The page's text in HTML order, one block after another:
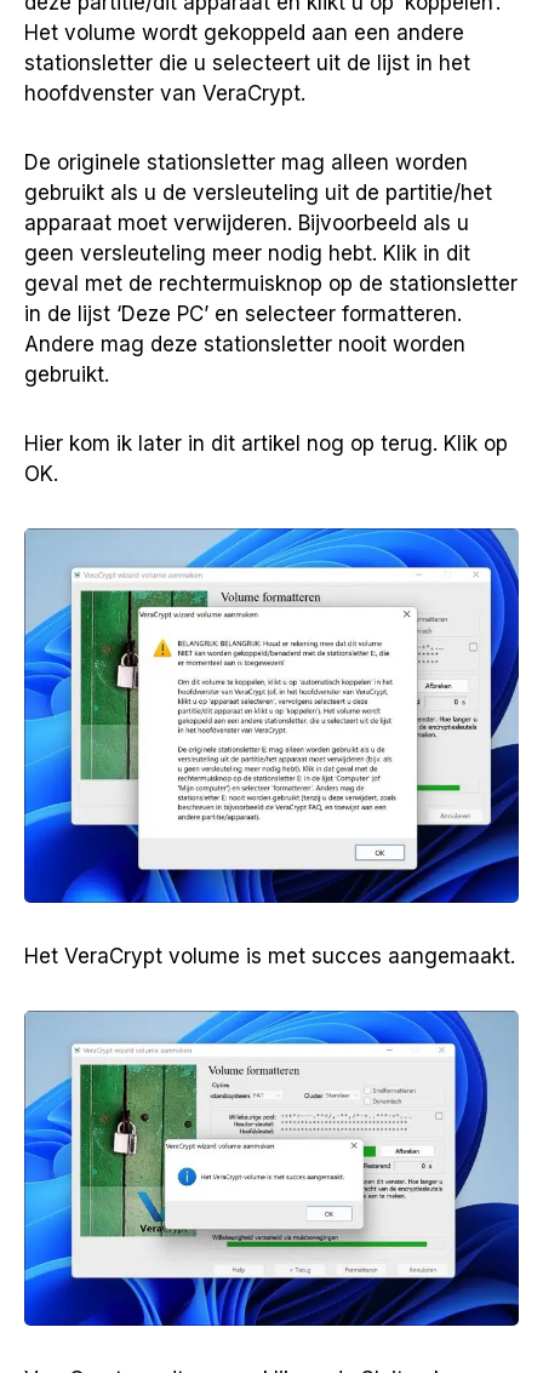
Het volume wordt gekoppeld aan een andere
stationsletter die u selecteert uit de lijst in het
hoofdvenster van VeraCrypt.
De originele stationsletter mag alleen worden
gebruikt als u de versleuteling uit de partitie/het
apparaat moet verwijderen. Bijvoorbeeld als u
geen versleuteling meer nodig hebt. Klik in dit
geval met de rechtermuisknop op de stationsletter
in de lijst ‘Deze PC’ en selecteer formatteren.
Andere mag deze stationsletter nooit worden
gebruikt.
Hier kom ik later in dit artikel nog op terug. Klik op
OK.
Het VeraCrypt volume is met succes aangemaakt.